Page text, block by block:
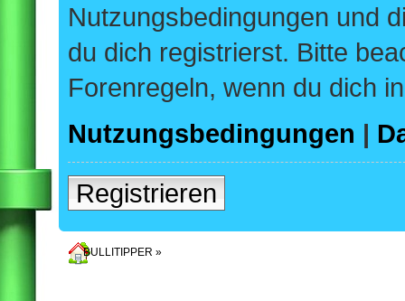
Nutzungsbedingungen und
du dich registrierst. Bitte
Forenregeln, wenn du dich
Nutzungsbedingungen |
Registrieren
BULLITIPPER »